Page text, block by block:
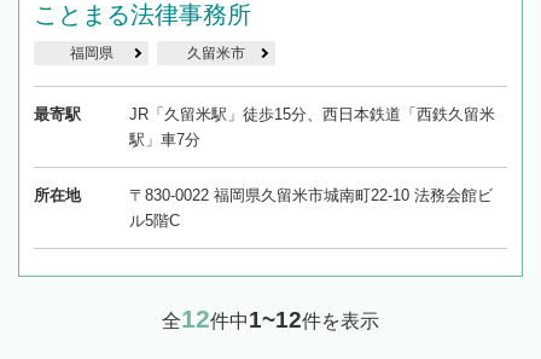
ことまる法律事務所
福岡県 久留米市
最寄駅
JR「久留米駅」徒歩15分、西日本鉄道「西鉄久留米
駅」車7分
所在地
〒830-0022 福岡県久留米市城南町22-10 法務会館ビ
ル5階C
全12件中1~12件を表示